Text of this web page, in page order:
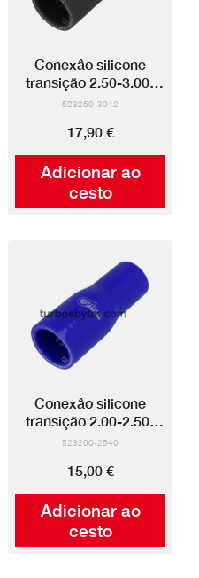
Adicionar ao
cesto
Conexâo silicone
transição 2.50-3.00"
(preto)
523250-3042
17,90 €
Adicionar ao
cesto
Conexâo silicone
transição 2.00-2.50"
(azul)
523200-2540
15,00 €